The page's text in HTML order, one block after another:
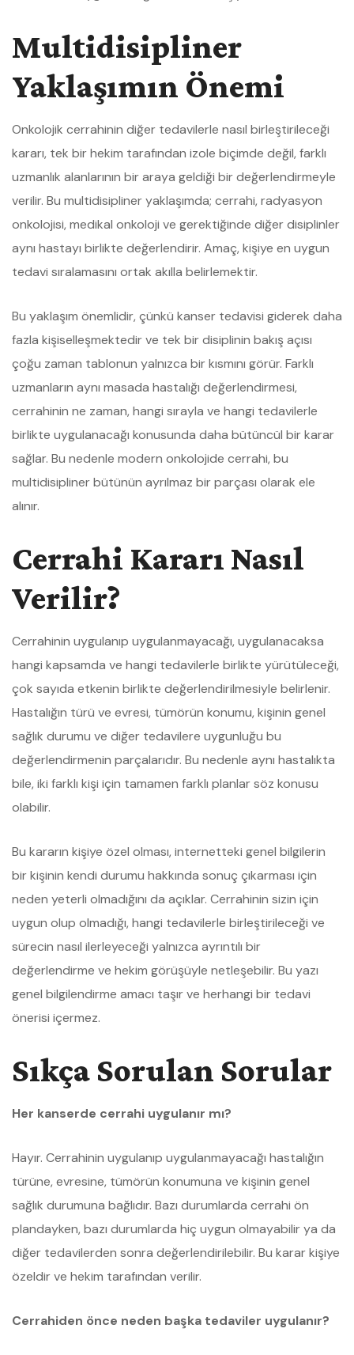
Multidisipliner
Yaklaşımın Önemi
Onkolojik cerrahinin diğer tedavilerle nasıl birleştirileceği
kararı, tek bir hekim tarafından izole biçimde değil, farklı
uzmanlık alanlarının bir araya geldiği bir değerlendirmeyle
verilir. Bu multidisipliner yaklaşımda; cerrahi, radyasyon
onkolojisi, medikal onkoloji ve gerektiğinde diğer disiplinler
aynı hastayı birlikte değerlendirir. Amaç, kişiye en uygun
tedavi sıralamasını ortak akılla belirlemektir.
Bu yaklaşım önemlidir, çünkü kanser tedavisi giderek daha
fazla kişiselleşmektedir ve tek bir disiplinin bakış açısı
çoğu zaman tablonun yalnızca bir kısmını görür. Farklı
uzmanların aynı masada hastalığı değerlendirmesi,
cerrahinin ne zaman, hangi sırayla ve hangi tedavilerle
birlikte uygulanacağı konusunda daha bütüncül bir karar
sağlar. Bu nedenle modern onkolojide cerrahi, bu
multidisipliner bütünün ayrılmaz bir parçası olarak ele
alınır.
Cerrahi Kararı Nasıl
Verilir?
Cerrahinin uygulanıp uygulanmayacağı, uygulanacaksa
hangi kapsamda ve hangi tedavilerle birlikte yürütüleceği,
çok sayıda etkenin birlikte değerlendirilmesiyle belirlenir.
Hastalığın türü ve evresi, tümörün konumu, kişinin genel
sağlık durumu ve diğer tedavilere uygunluğu bu
değerlendirmenin parçalarıdır. Bu nedenle aynı hastalıkta
bile, iki farklı kişi için tamamen farklı planlar söz konusu
olabilir.
Bu kararın kişiye özel olması, internetteki genel bilgilerin
bir kişinin kendi durumu hakkında sonuç çıkarması için
neden yeterli olmadığını da açıklar. Cerrahinin sizin için
uygun olup olmadığı, hangi tedavilerle birleştirileceği ve
sürecin nasıl ilerleyeceği yalnızca ayrıntılı bir
değerlendirme ve hekim görüşüyle netleşebilir. Bu yazı
genel bilgilendirme amacı taşır ve herhangi bir tedavi
önerisi içermez.
Sıkça Sorulan Sorular
Her kanserde cerrahi uygulanır mı?
Hayır. Cerrahinin uygulanıp uygulanmayacağı hastalığın
türüne, evresine, tümörün konumuna ve kişinin genel
sağlık durumuna bağlıdır. Bazı durumlarda cerrahi ön
plandayken, bazı durumlarda hiç uygun olmayabilir ya da
diğer tedavilerden sonra değerlendirilebilir. Bu karar kişiye
özeldir ve hekim tarafından verilir.
Cerrahiden önce neden başka tedaviler uygulanır?